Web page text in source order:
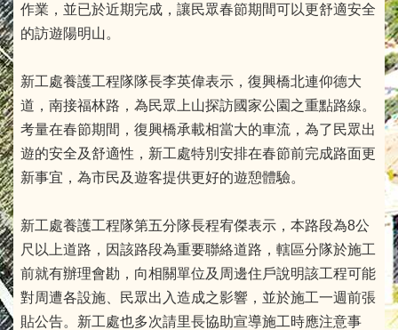
作業，並已於近期完成，讓民眾春節期間可以更舒適安全
的訪遊陽明山。
新工處養護工程隊隊長李英偉表示，復興橋北連仰德大
道，南接福林路，為民眾上山探訪國家公園之重點路線。
考量在春節期間，復興橋承載相當大的車流，為了民眾出
遊的安全及舒適性，新工處特別安排在春節前完成路面更
新事宜，為市民及遊客提供更好的遊憩體驗。
新工處養護工程隊第五分隊長程宥傑表示，本路段為8公
尺以上道路，因該路段為重要聯絡道路，轄區分隊於施工
前就有辦理會勘，向相關單位及周邊住戶說明該工程可能
對周遭各設施、民眾出入造成之影響，並於施工一週前張
貼公告。新工處也多次請里長協助宣導施工時應注意事